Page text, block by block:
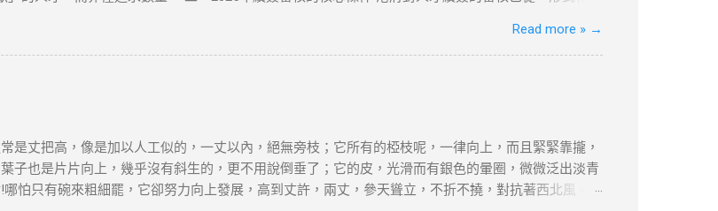
完整合約、稅單及強積金（MPF）記錄。 2. 香港居住與社會融入 「兩址兩單」原則 ：需提供住址證
的實質連結。 通常居住證明 ：每年需在港居住至少180天，長期離港者需提供合理解釋（如外派工
素 ：若配偶在港工作、子女就讀本地學校，可作為續簽的輔助證明。 三、2025年續簽流程與常見誤
才自雇續簽需避免「虛假掛靠」，空殼公司拒批率超80%。 誤區二：忽略居住要求 離港超過180天
達標 月薪需達2萬港幣以上，且收入來源需與香港公司直接相關。 四、2025年KPI目標下的實務策略
俸稅」與「利得稅」差異，續簽需以薪俸稅為主。 合約期限設計 ：建議簽訂長約（如2-3年），以
Read more » →
是丈把高，像是加以人工似的，一丈以內，絕無旁枝；它所有的椏枝呢，一律向上，而且緊緊靠攏，
子也是片片向上，幾乎沒有斜生的，更不用說倒垂了；它的皮，光滑而有銀色的暈圈，微微泛出淡青
怕只有碗來粗細罷，它卻努力向上發展，高到丈許，兩丈，參天聳立，不折不撓，對抗著西北風。